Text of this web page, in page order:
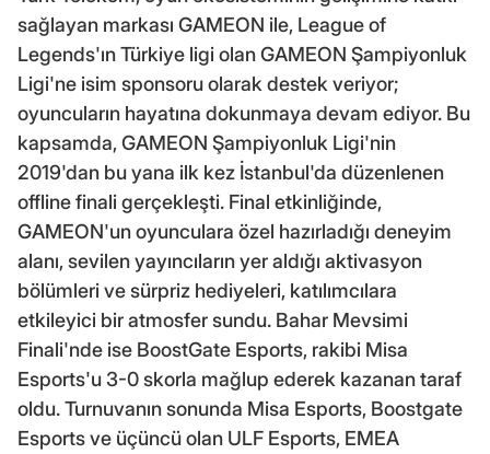
sağlayan markası GAMEON ile, League of
Legends'ın Türkiye ligi olan GAMEON Şampiyonluk
Ligi'ne isim sponsoru olarak destek veriyor;
oyuncuların hayatına dokunmaya devam ediyor. Bu
kapsamda, GAMEON Şampiyonluk Ligi'nin
2019'dan bu yana ilk kez İstanbul'da düzenlenen
offline finali gerçekleşti. Final etkinliğinde,
GAMEON'un oyunculara özel hazırladığı deneyim
alanı, sevilen yayıncıların yer aldığı aktivasyon
bölümleri ve sürpriz hediyeleri, katılımcılara
etkileyici bir atmosfer sundu. Bahar Mevsimi
Finali'nde ise BoostGate Esports, rakibi Misa
Esports'u 3-0 skorla mağlup ederek kazanan taraf
oldu. Turnuvanın sonunda Misa Esports, Boostgate
Esports ve üçüncü olan ULF Esports, EMEA